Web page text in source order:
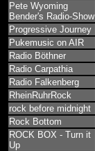
Pete Wyoming
Bender's Radio-Show
Progressive Journey
Pukemusic on AIR
Radio Böthner
Radio Carpathia
Radio Falkenberg
RheinRuhrRock
rock before midnight
Rock Bottom
ROCK BOX - Turn it
Up